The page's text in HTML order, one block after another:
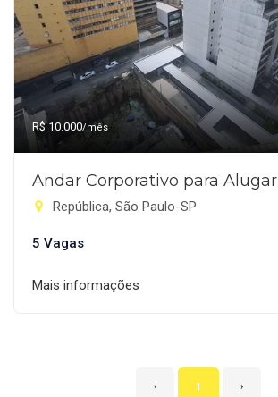
R$ 10.000/mês
Andar Corporativo para Alugar
República, São Paulo-SP
5 Vagas
Mais informações
‹ 1 ›